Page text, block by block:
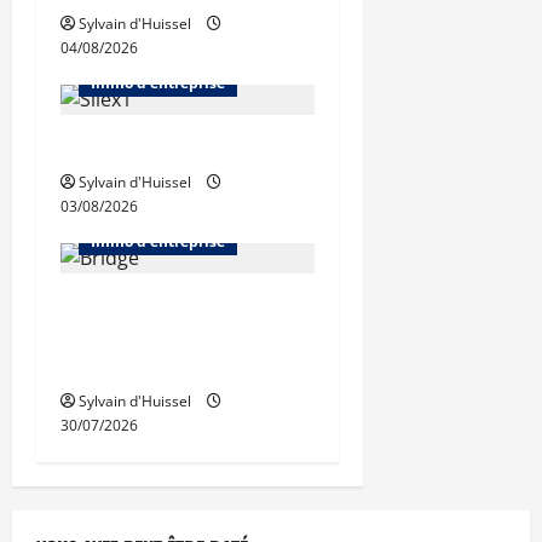
Sylvain d'Huissel
04/08/2026
Abonnés
Immo d'entreprise
Sylvain d'Huissel
03/08/2026
Abonnés
Immo d'entreprise
Sylvain d'Huissel
30/07/2026